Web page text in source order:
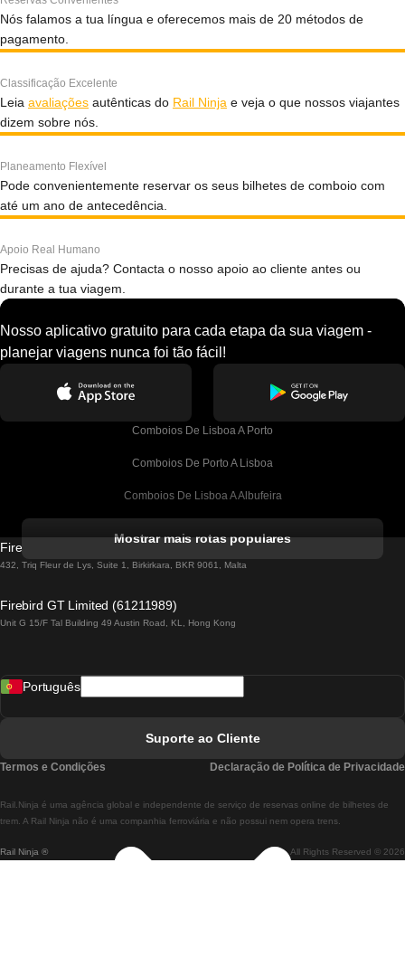
Nós falamos a tua língua e oferecemos mais de 20 métodos de
pagamento.
Classificação Excelente
Leia avaliações autênticas do Rail Ninja e veja o que nossos viajantes
dizem sobre nós.
Planeamento Flexível
Pode convenientemente reservar os seus bilhetes de comboio com
até um ano de antecedência.
Apoio Real Humano
Precisas de ajuda? Contacta o nosso apoio ao cliente antes ou
durante a tua viagem.
Nosso aplicativo gratuito para cada etapa da sua viagem -
planejar viagens nunca foi tão fácil!
Comboios De Lisboa A Porto
Comboios De Porto A Lisboa
Comboios De Lisboa A Albufeira
Comboios De Lisboa A Lagos
Comboios De Lisboa A Madrid
Comboios De Lisboa A Braga
Comboios De Braga A Lisboa
Mostrar mais rotas populares
Firebird GT Limited (OC 1451)
432, Triq Fleur de Lys, Suite 1, Birkirkara, BKR 9061, Malta
Firebird GT Limited (61211989)
Unit G 15/F Tal Building 49 Austin Road, KL, Hong Kong
Rail Ninja ® All Rights Reserved © 2026
Rail.Ninja é uma agência global e independente de serviço de reservas online de bilhetes de
trem. A Rail Ninja não é uma companhia ferroviária e não possui nem opera trens.
Português
Suporte ao Cliente
Termos e Condições Declaração de Política de Privacidade